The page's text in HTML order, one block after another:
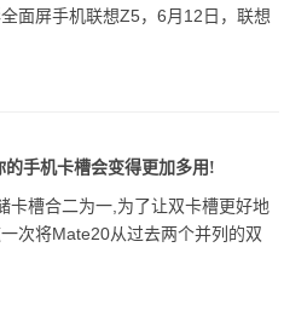
面屏手机联想Z5，6月12日，联想
手机卡槽会变得更加多用!
卡槽合二为一,为了让双卡槽更好地
次将Mate20从过去两个并列的双